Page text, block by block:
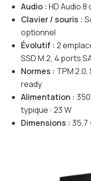
Audio : HD Audio 8
Clavier / souris :
optionnel
Évolutif : 2
SSD M.2, 4 ports
Normes : TPM
ready
Alimentation :
typique : 23 W
Dimensions : 35,7